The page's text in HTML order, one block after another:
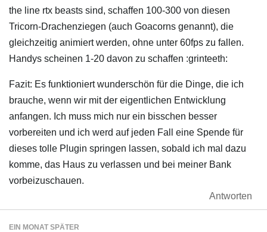
the line rtx beasts sind, schaffen 100-300 von diesen
Tricorn-Drachenziegen (auch Goacorns genannt), die
gleichzeitig animiert werden, ohne unter 60fps zu fallen.
Handys scheinen 1-20 davon zu schaffen :grinteeth:
Fazit: Es funktioniert wunderschön für die Dinge, die ich
brauche, wenn wir mit der eigentlichen Entwicklung
anfangen. Ich muss mich nur ein bisschen besser
vorbereiten und ich werd auf jeden Fall eine Spende für
dieses tolle Plugin springen lassen, sobald ich mal dazu
komme, das Haus zu verlassen und bei meiner Bank
vorbeizuschauen.
Antworten
EIN MONAT SPÄTER